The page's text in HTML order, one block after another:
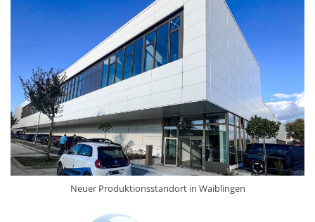
Neuer Produktionsstandort in Waiblingen